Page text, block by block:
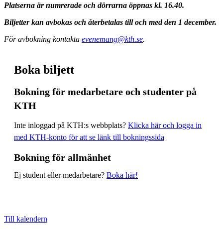
Platserna är numrerade och dörrarna öppnas kl. 16.40.
Biljetter kan avbokas och återbetalas till och med den 1 december.
För avbokning kontakta evenemang@kth.se.
Boka biljett
Bokning för medarbetare och studenter på
KTH
Inte inloggad på KTH:s webbplats? Klicka här och logga in
med KTH-konto för att se länk till bokningssida
Bokning för allmänhet
Ej student eller medarbetare? Boka här!
Till kalendern